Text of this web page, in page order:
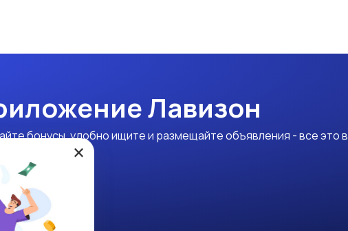
Лавизон
бонусы, удобно ищите и размещайте объявления - все это в
×